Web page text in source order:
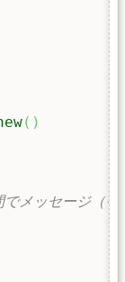
( )
メッセージ（イ